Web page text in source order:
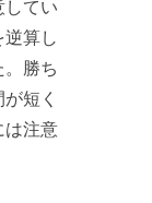
してい
算し
勝ち
短く
は注意